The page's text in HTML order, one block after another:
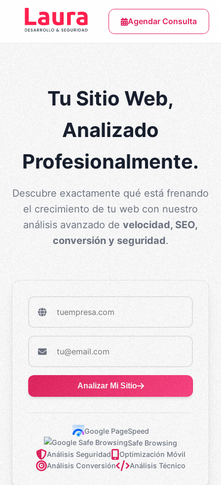
Agendar Consulta
Tu Sitio Web,
Analizado
Profesionalmente.
Descubre exactamente qué está frenando
el crecimiento de tu web con nuestro
análisis avanzado de velocidad, SEO,
conversión y seguridad.
Analizar Mi Sitio
Google PageSpeed
Safe Browsing
Análisis Seguridad
Optimización Móvil
Análisis Conversión
Análisis Técnico